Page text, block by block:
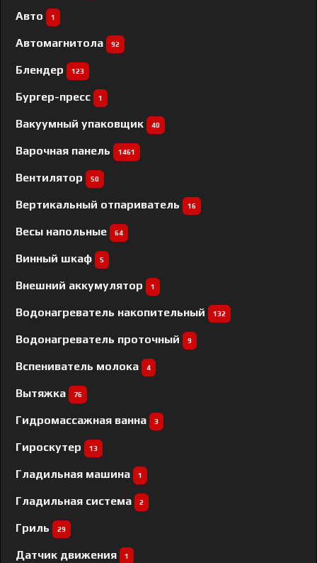
Авто 1
Автомагнитола 92
Блендер 123
Бургер-пресс 1
Вакуумный упаковщик 40
Варочная панель 1461
Вентилятор 50
Вертикальный отпариватель 16
Весы напольные 64
Винный шкаф 5
Внешний аккумулятор 1
Водонагреватель накопительный 132
Водонагреватель проточный 9
Вспениватель молока 4
Вытяжка 76
Гидромассажная ванна 3
Гироскутер 13
Гладильная машина 1
Гладильная система 2
Гриль 29
Датчик движения 1